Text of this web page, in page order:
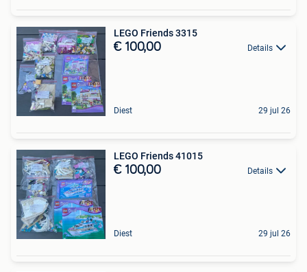
LEGO Friends 3315
€ 100,00 Details
Diest 29 jul 26
LEGO Friends 41015
€ 100,00 Details
Diest 29 jul 26